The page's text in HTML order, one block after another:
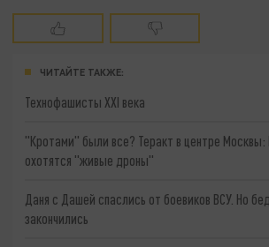
ЧИТАЙТЕ ТАКЖЕ:
Технофашисты XXI века
"Кротами" были все? Теракт в центре Москвы:
охотятся "живые дроны"
Даня с Дашей спаслись от боевиков ВСУ. Но
закончились